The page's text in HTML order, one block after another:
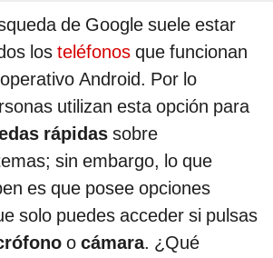
de Google suele estar
los teléfonos que funcionan
Android. Por lo
utilizan esta opción para
rápidas sobre
sin embargo, lo que
es que posee opciones
solo puedes acceder si pulsas
o cámara. ¿Qué